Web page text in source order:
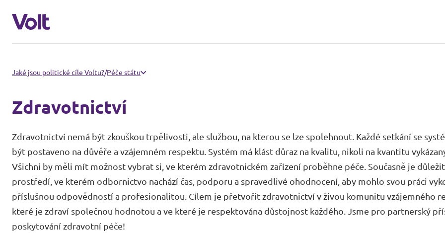
Naši sousedé
Volt Slovensko
Volt Rakousko
O Voltu
Novinky
Jaké jsou politické cíle Voltu?/Péče státu
Zdravotnictví
Zdravotnictví nemá být zkouškou trpělivosti, ale službou, na kterou se lze spolehnout. Každé setkání se
být postaveno na důvěře a vzájemném respektu. Systém má klást důraz na kvalitu, nikoli na kvantitu
Všichni by měli mít možnost vybrat si, ve kterém zdravotnickém zařízení proběhne péče. Současně je
prostředí, ve kterém odbornictvo nachází čas, podporu a spravedlivé ohodnocení, aby mohlo svou práci
příslušnou odpovědností a profesionalitou. Cílem je přetvořit zdravotnictví v živou komunitu vzájemného
které je zdraví společnou hodnotou a ve které je respektována důstojnost každého. Jsme pro partnerský
poskytování zdravotní péče!